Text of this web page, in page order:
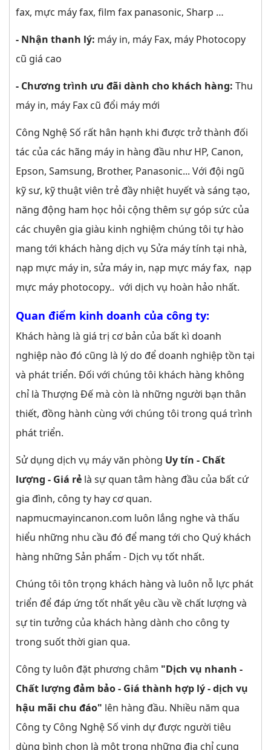
fax, mực máy fax, film fax panasonic, Sharp …
- Nhận thanh lý: máy in, máy Fax, máy Photocopy
cũ giá cao
- Chương trình ưu đãi dành cho khách hàng: Thu
máy in, máy Fax cũ đổi máy mới
Công Nghệ Số rất hân hạnh khi được trở thành đối
tác của các hãng máy in hàng đầu như HP, Canon,
Epson, Samsung, Brother, Panasonic... Với đội ngũ
kỹ sư, kỹ thuật viên trẻ đầy nhiệt huyết và sáng tạo,
năng động ham học hỏi cộng thêm sự góp sức của
các chuyên gia giàu kinh nghiệm chúng tôi tự hào
mang tới khách hàng dịch vụ Sửa máy tính tại nhà,
nạp mực máy in, sửa máy in, nạp mực máy fax, nạp
mực máy photocopy.. với dịch vụ hoàn hảo nhất.
Quan điểm kinh doanh của công ty:
Khách hàng là giá trị cơ bản của bất kì doanh
nghiệp nào đó cũng là lý do để doanh nghiệp tồn tại
và phát triển. Đối với chúng tôi khách hàng không
chỉ là Thượng Đế mà còn là những người bạn thân
thiết, đồng hành cùng với chúng tôi trong quá trình
phát triển.
Sử dụng dịch vụ máy văn phòng Uy tín - Chất
lượng - Giá rẻ là sự quan tâm hàng đầu của bất cứ
gia đình, công ty hay cơ quan.
napmucmayincanon.com luôn lắng nghe và thấu
hiểu những nhu cầu đó để mang tới cho Quý khách
hàng những Sản phẩm - Dịch vụ tốt nhất.
Chúng tôi tôn trọng khách hàng và luôn nỗ lực phát
triển để đáp ứng tốt nhất yêu cầu về chất lượng và
sự tin tưởng của khách hàng dành cho công ty
trong suốt thời gian qua.
Công ty luôn đặt phương châm "Dịch vụ nhanh -
Chất lượng đảm bảo - Giá thành hợp lý - dịch vụ
hậu mãi chu đáo" lên hàng đầu. Nhiều năm qua
Công ty Công Nghệ Số vinh dự được người tiêu
dùng bình chọn là một trong những địa chỉ cung